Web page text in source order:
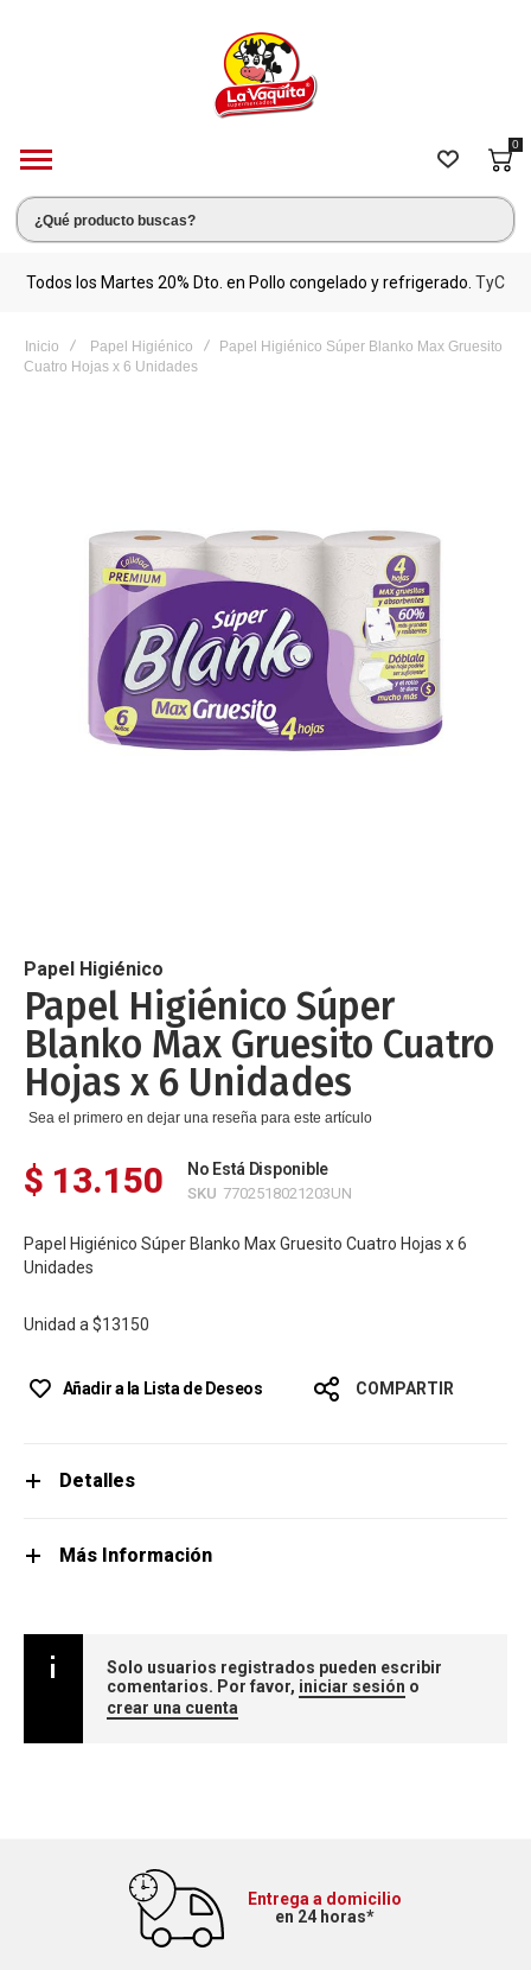
0
Todos los Martes 20% Dto. en Pollo congelado y refrigerado. TyC
Inicio Papel Higiénico
Papel Higiénico Súper Blanko Max Gruesito
Cuatro Hojas x 6 Unidades
de
la
galería
de
imágenes
Papel Higiénico
Papel Higiénico Súper
Blanko Max Gruesito Cuatro
Hojas x 6 Unidades
Sea el primero en dejar una reseña para este artículo
$ 13.150 No Está Disponible
SKU 7702518021203UN
Papel Higiénico Súper Blanko Max Gruesito Cuatro Hojas x 6
Unidades
Unidad a $13150
Añadir a la Lista de Deseos COMPARTIR
Detalles
Más Información
Solo usuarios registrados pueden escribir
comentarios. Por favor, iniciar sesión o
crear una cuenta
Entrega a domicilio
en 24 horas*